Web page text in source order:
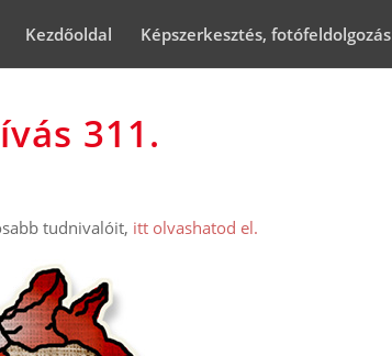
Kezdőoldal Képszerkesztés, fotófeldolgozás
311.
tudnivalóit, itt olvashatod el.